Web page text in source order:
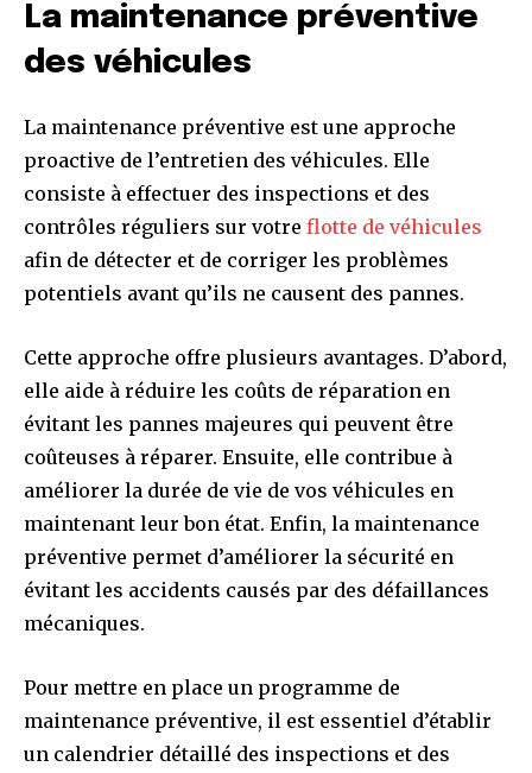
La maintenance préventive
des véhicules
La maintenance préventive est une approche
proactive de l’entretien des véhicules. Elle
consiste à effectuer des inspections et des
contrôles réguliers sur votre flotte de véhicules
afin de détecter et de corriger les problèmes
potentiels avant qu’ils ne causent des pannes.
Cette approche offre plusieurs avantages. D’abord,
elle aide à réduire les coûts de réparation en
évitant les pannes majeures qui peuvent être
coûteuses à réparer. Ensuite, elle contribue à
améliorer la durée de vie de vos véhicules en
maintenant leur bon état. Enfin, la maintenance
préventive permet d’améliorer la sécurité en
évitant les accidents causés par des défaillances
mécaniques.
Pour mettre en place un programme de
maintenance préventive, il est essentiel d’établir
un calendrier détaillé des inspections et des